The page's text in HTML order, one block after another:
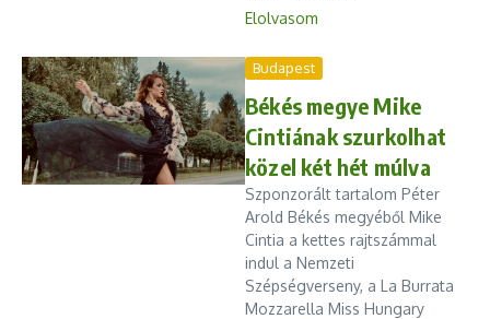
Elolvasom
Budapest
Békés megye Mike
Cintiának szurkolhat
közel két hét múlva
Szponzorált tartalom Péter
Arold Békés megyéből Mike
Cintia a kettes rajtszámmal
indul a Nemzeti
Szépségverseny, a La Burrata
Mozzarella Miss Hungary